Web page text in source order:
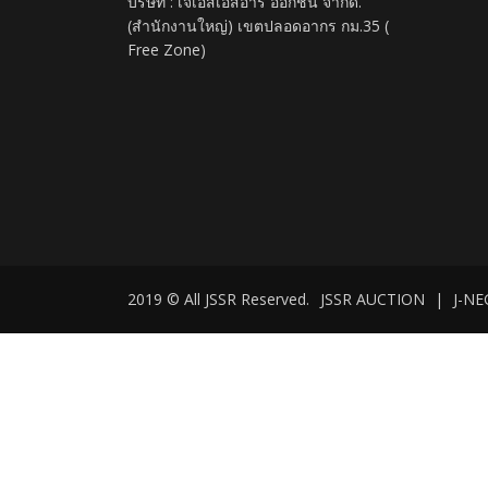
(สำนักงานใหญ่) เขตปลอดอากร กม.35 (
Free Zone)
2019 © All JSSR Reserved. JSSR AUCTION | J-